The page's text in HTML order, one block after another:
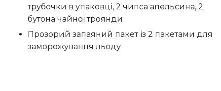
трубочки в упаковці, 2 чипса апельсина, 2
бутона чайної троянди
Прозорий запаяний пакет із 2 пакетами для
заморожування льоду